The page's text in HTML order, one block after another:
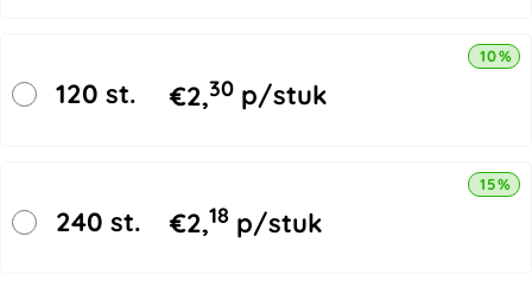
120 st. €2,30 p/stuk
10%
240 st. €2,18 p/stuk
15%